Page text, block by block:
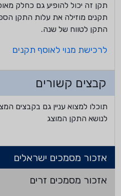
תקן זה יכול להופיע גם כחלק
תקנים מוזילה את עלות התקן
התקן לטווח של שנה.
לרכישת מנוי לאוסף תקנים
קבצים קשורים
תוכלו למצוא עניין גם בקבצים
לנושא התקן המוצג
אזכור מסמכים ישראלים
אזכור מסמכים זרים